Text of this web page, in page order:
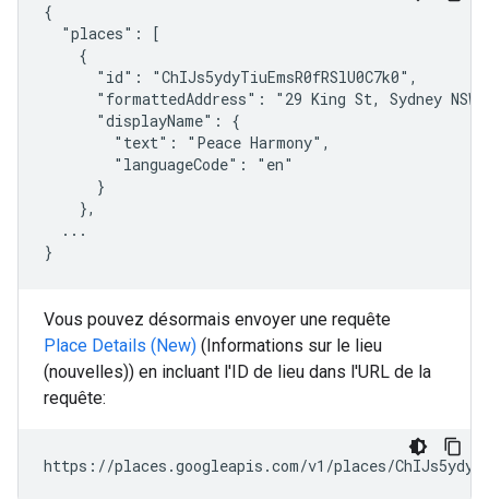
{
  "places": [
    {
      "id": "ChIJs5ydyTiuEmsR0fRSlU0C7k0",
"formattedAddress": "29 King St, Sydney NSW
      "displayName": {
        "text": "Peace Harmony",
        "languageCode": "en"
      }
    },
  ...
}
Vous pouvez désormais envoyer une requête
Place Details (New) (Informations sur le lieu
(nouvelles)) en incluant l'ID de lieu dans l'URL de la
requête:
https://places.googleapis.com/v1/places/